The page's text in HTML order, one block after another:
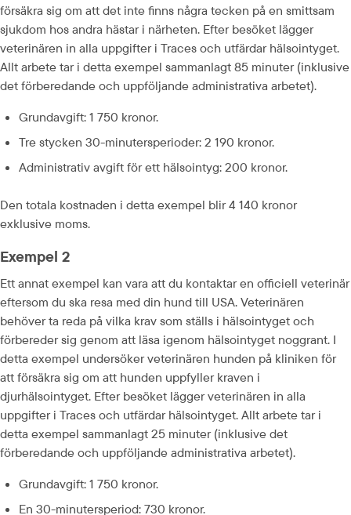
försäkra sig om att det inte finns några tecken på en smittsam
sjukdom hos andra hästar i närheten. Efter besöket lägger
veterinären in alla uppgifter i Traces och utfärdar hälsointyget.
Allt arbete tar i detta exempel sammanlagt 85 minuter (inklusive
det förberedande och uppföljande administrativa arbetet).
Grundavgift: 1 750 kronor.
Tre stycken 30-minutersperioder: 2 190 kronor.
Administrativ avgift för ett hälsointyg: 200 kronor.
Den totala kostnaden i detta exempel blir 4 140 kronor
exklusive moms.
Exempel 2
Ett annat exempel kan vara att du kontaktar en officiell veterinär
eftersom du ska resa med din hund till USA. Veterinären
behöver ta reda på vilka krav som ställs i hälsointyget och
förbereder sig genom att läsa igenom hälsointyget noggrant. I
detta exempel undersöker veterinären hunden på kliniken för
att försäkra sig om att hunden uppfyller kraven i
djurhälsointyget. Efter besöket lägger veterinären in alla
uppgifter i Traces och utfärdar hälsointyget. Allt arbete tar i
detta exempel sammanlagt 25 minuter (inklusive det
förberedande och uppföljande administrativa arbetet).
Grundavgift: 1 750 kronor.
En 30-minutersperiod: 730 kronor.